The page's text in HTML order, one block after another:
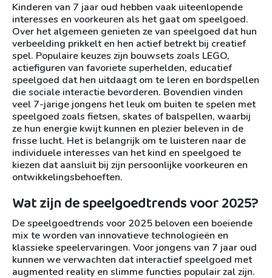
Kinderen van 7 jaar oud hebben vaak uiteenlopende
interesses en voorkeuren als het gaat om speelgoed.
Over het algemeen genieten ze van speelgoed dat hun
verbeelding prikkelt en hen actief betrekt bij creatief
spel. Populaire keuzes zijn bouwsets zoals LEGO,
actiefiguren van favoriete superhelden, educatief
speelgoed dat hen uitdaagt om te leren en bordspellen
die sociale interactie bevorderen. Bovendien vinden
veel 7-jarige jongens het leuk om buiten te spelen met
speelgoed zoals fietsen, skates of balspellen, waarbij
ze hun energie kwijt kunnen en plezier beleven in de
frisse lucht. Het is belangrijk om te luisteren naar de
individuele interesses van het kind en speelgoed te
kiezen dat aansluit bij zijn persoonlijke voorkeuren en
ontwikkelingsbehoeften.
Wat zijn de speelgoedtrends voor 2025?
De speelgoedtrends voor 2025 beloven een boeiende
mix te worden van innovatieve technologieën en
klassieke speelervaringen. Voor jongens van 7 jaar oud
kunnen we verwachten dat interactief speelgoed met
augmented reality en slimme functies populair zal zijn.